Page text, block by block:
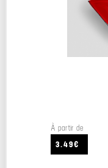
À partir de
3.49€